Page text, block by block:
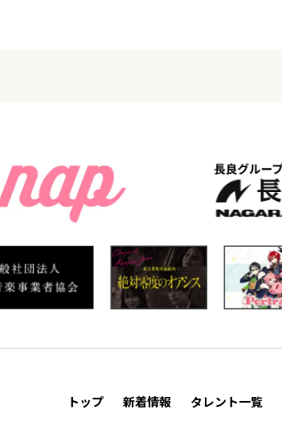
トップ 新着情報 タレント一覧